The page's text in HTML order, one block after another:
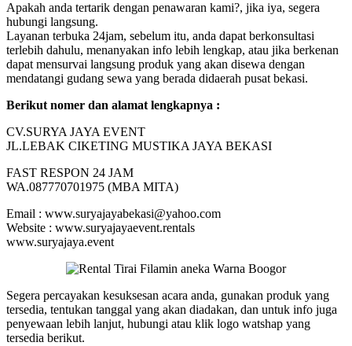
Apakah anda tertarik dengan penawaran kami?, jika iya, segera
hubungi langsung.
Layanan terbuka 24jam, sebelum itu, anda dapat berkonsultasi
terlebih dahulu, menanyakan info lebih lengkap, atau jika berkenan
dapat mensurvai langsung produk yang akan disewa dengan
mendatangi gudang sewa yang berada didaerah pusat bekasi.
Berikut nomer dan alamat lengkapnya :
CV.SURYA JAYA EVENT
JL.LEBAK CIKETING MUSTIKA JAYA BEKASI
FAST RESPON 24 JAM
WA.087770701975 (MBA MITA)
Email : www.suryajayabekasi@yahoo.com
Website : www.suryajayaevent.rentals
www.suryajaya.event
Segera percayakan kesuksesan acara anda, gunakan produk yang
tersedia, tentukan tanggal yang akan diadakan, dan untuk info juga
penyewaan lebih lanjut, hubungi atau klik logo watshap yang
tersedia berikut.